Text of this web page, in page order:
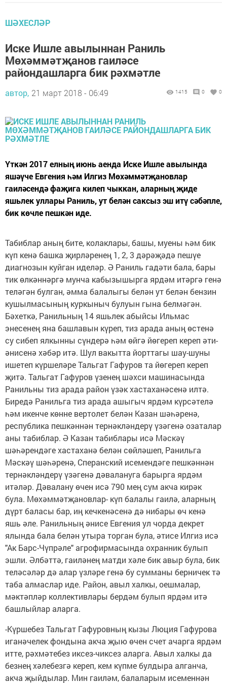
ШӘХЕСЛӘР
Иске Ишле авылыннан Раниль
Мөхәммәтҗанов гаиләсе
райондашларга бик рәхмәтле
автор, 21 март 2018 - 06:49 1415 0 0
Үткән 2017 елның июнь аенда Иске Ишле авылында
яшәүче Евгения һәм Илгиз Мөхәммәтҗановлар
гаиләсендә фаҗига килеп чыккан, аларның җиде
яшьлек уллары Раниль, ут белән саксыз эш итү сәбәпле,
бик көчле пешкән иде.
Табиблар аның бите, колаклары, башы, муены һәм бик
күп кенә башка җирләренең 1, 2, 3 дәрәҗәдә пешүе
диагнозын куйган иделәр. Ә Раниль гадәти бала, бары
тик өлкәннәргә мунча кабызышырга ярдәм итәргә генә
теләгән булган, әмма балалыгы белән ут белән бензин
кушылмасының куркыныч булуын гына белмәгән.
Бәхеткә, Ранильның 14 яшьлек абыйсы Ильмас
энесенең яна башлавын күреп, тиз арада аның өстенә
су сибеп ялкынны сүндерә һәм өйгә йөгереп кереп әти-
әнисенә хәбәр итә. Шул вакытта йорттагы шау-шуны
ишетеп күршеләре Тальгат Гафуров та йөгереп кереп
җитә. Тальгат Гафуров үзенең шәхси машинасында
Ранильны тиз арада район үзәк хастаханәсенә илтә.
Биредә Ранильга тиз арада ашыгыч ярдәм күрсәтелә
һәм икенче көнне вертолет белән Казан шәһәренә,
республика пешкәннән тернәкләндерү үзәгенә озаталар
аны табиблар. Ә Казан табиблары исә Мәскәү
шәһәрендәге хастаханә белән сөйләшеп, Ранильга
Мәскәү шәһәренә, Сперанский исемендәге пешкәннән
тернәкләндерү үзәгенә дәвалануга барырга ярдәм
итәләр. Дәвалану өчен исә 790 мең сум акча кирәк
була. Мөхәммәтҗановлар- күп балалы гаилә, аларның
дүрт баласы бар, иң кечкенәсенә дә нибары өч кенә
яшь әле. Ранильның әнисе Евгения ул чорда декрет
ялында бала белән утыра торган була, әтисе Илгиз исә
"Ак Барс-Чүпрәле" агрофирмасында охранник булып
эшли. Әлбәттә, гаиләнең матди хәле бик авыр була, бик
теләсәләр дә алар үзләре генә бу сумманы берничек тә
таба алмаслар иде. Район, авыл халкы, оешмалар,
мәктәпләр коллективлары бердәм булып ярдәм итә
башлыйлар аларга.
-Күршебез Тальгат Гафуровның кызы Люция Гафурова
иганәчелек фондына акча җыю өчен счет ачарга ярдәм
итте, рәхмәтебез иксез-чиксез аларга. Авыл халкы да
безнең хәлебезгә кереп, кем күпме булдыра алганча,
акча җыйдылар. Мин гаиләм, балаларым исеменнән